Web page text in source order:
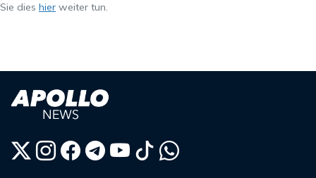
Sie dies hier weiter tun.